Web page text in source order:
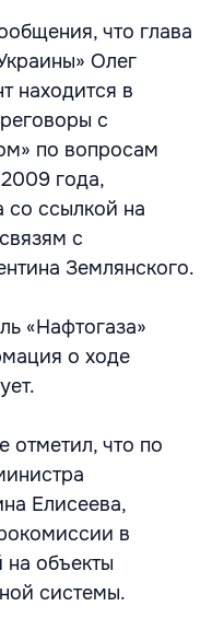
что глава
Олег
находится в
с
по вопросам
2009 года,
со ссылкой на
с
Землянского.
«Нафтогаза»
о ходе
отметил, что по
Елисеева,
в
на объекты
системы.